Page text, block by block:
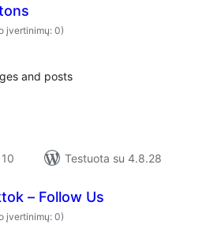
įvertinimų: 0)
and posts
Testuota su 4.8.28
– Follow Us
įvertinimų: 0)